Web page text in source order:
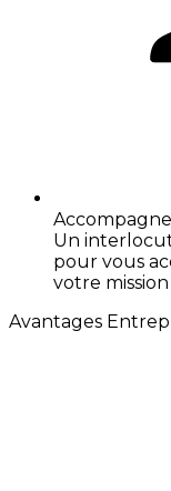
Un
pour vous
votre mission
Avantages